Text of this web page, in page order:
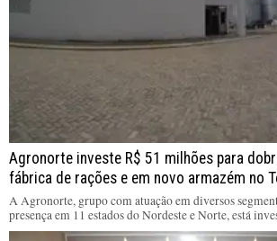
Agronorte investe R$ 51 milhões para
fábrica de rações e em novo armazém no
A Agronorte, grupo com atuação em diversos
presença em 11 estados do Nordeste e Norte, está